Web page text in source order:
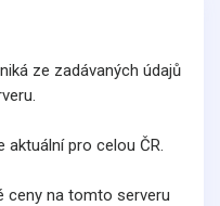
ze zadávaných údajů
aktuální pro celou ČR.
ceny na tomto serveru